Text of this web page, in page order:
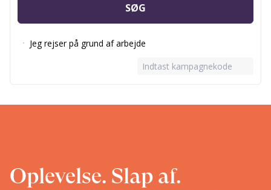
SØG
Jeg rejser på grund af arbejde
Indtast kampagnekode
Oplevelse. Slap af.